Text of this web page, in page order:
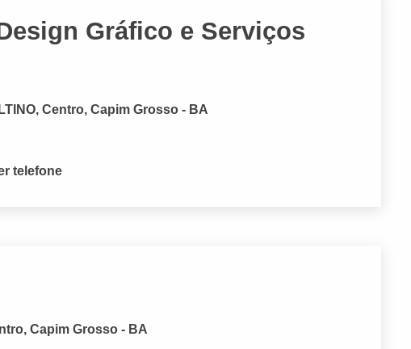
Gráfico e Serviços
Centro, Capim Grosso - BA
telefone
Capim Grosso - BA